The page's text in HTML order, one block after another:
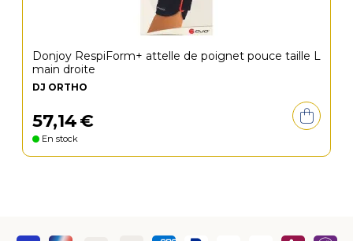
Donjoy RespiForm+ attelle de poignet pouce taille L
main droite
DJ ORTHO
57,14€
En stock